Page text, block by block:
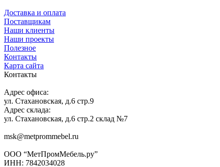
Доставка и оплата
Поставщикам
Наши клиенты
Наши проекты
Полезное
Контакты
Карта сайта
Контакты
Адрес офиса:
ул. Стахановская, д.6 стр.9
Адрес склада:
ул. Стахановская, д.6 стр.2 склад №7
msk@metprommebel.ru
ООО “МетПромМебель.ру”
ИНН: 7842034028